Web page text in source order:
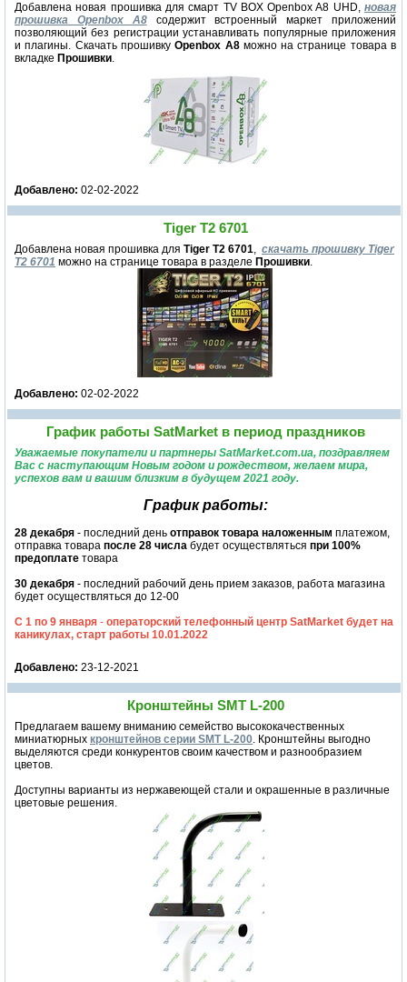
Добавлена новая прошивка для смарт TV BOX Openbox A8 UHD, новая
прошивка Openbox A8содержит встроенный маркет приложений
позволяющий без регистрации устанавливать популярные приложения
и плагины. Скачать прошивкуOpenbox A8можно на странице товара в
вкладке Прошивки.
Добавлено: 02-02-2022
Tiger T2 6701
Добавлена новая прошивка для Tiger T2 6701, скачать прошивку Tiger
T2 6701 можно на странице товара в разделе Прошивки.
Добавлено: 02-02-2022
График работы SatMarket в период праздников
Уважаемые покупатели и партнеры SatMarket.com.ua, поздравляем
Вас с наступающим Новым годом и рождеством, желаем мира,
успехов вам и вашим близким в будущем 2021 году.
График работы:
28 декабря - последний день отправок товара наложенным платежом,
отправка товара после 28 числа будет осуществляться при 100%
предоплате товара
30 декабря - последний рабочий день прием заказов, работа магазина
будет осуществляться до 12-00
С 1 по 9 января - операторский телефонный центр SatMarket будет на
каникулах, старт работы 10.01.2022
Добавлено: 23-12-2021
Кронштейны SMT L-200
Предлагаем вашему вниманию семейство высококачественных
миниатюрных кронштейнов серии SMT L-200. Кронштейны выгодно
выделяются среди конкурентов своим качеством и разнообразием
цветов.
Доступны варианты из нержавеющей стали и окрашенные в различные
цветовые решения.